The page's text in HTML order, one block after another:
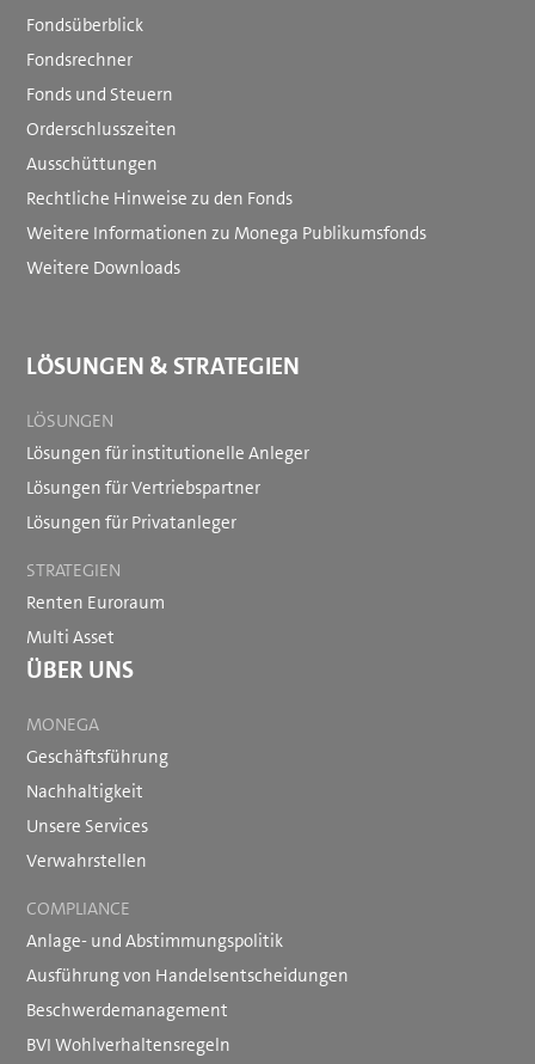
Footer
menu
Fondsüberblick
Fondsrechner
Fonds und Steuern
Orderschlusszeiten
Ausschüttungen
Rechtliche Hinweise zu den Fonds
Weitere Informationen zu Monega Publikumsfonds
Weitere Downloads
LÖSUNGEN & STRATEGIEN
LÖSUNGEN
Lösungen für institutionelle Anleger
Lösungen für Vertriebspartner
Lösungen für Privatanleger
STRATEGIEN
Renten Euroraum
Multi Asset
ÜBER UNS
MONEGA
Geschäftsführung
Nachhaltigkeit
Unsere Services
Verwahrstellen
COMPLIANCE
Anlage- und Abstimmungspolitik
Ausführung von Handelsentscheidungen
Beschwerdemanagement
BVI Wohlverhaltensregeln